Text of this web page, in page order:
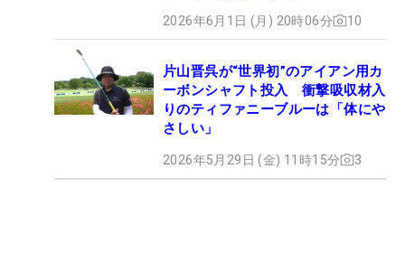
2026年6月1日 (月) 20時06分 10
片山晋呉が“世界初”のアイアン用カ
ーボンシャフト投入 衝撃吸収材入
りのティファニーブルーは「体にや
さしい」
2026年5月29日 (金) 11時15分 3